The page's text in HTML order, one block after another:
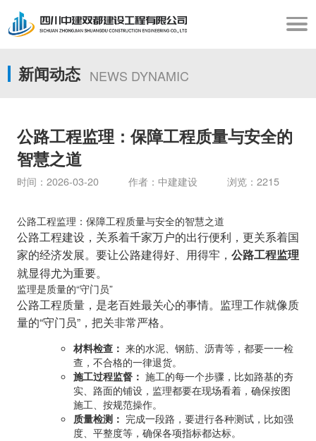
新闻动态 NEWS DYNAMIC
公路工程监理：保障工程质量与安全的
智慧之道
时间：2026-03-20 作者：中建建设 浏览：2215
公路工程监理：保障工程质量与安全的智慧之道
公路工程建设，关系着千家万户的出行便利，更关系着国
家的经济发展。要让公路建得好、用得牢， 公路工程监理
就显得尤为重要。
监理是质量的“守门员”
公路工程质量，是老百姓最关心的事情。监理工作就像质
量的“守门员”，把关非常严格。
材料检查： 来的水泥、钢筋、沥青等，都要一一检
查，不合格的一律退货。
施工过程监督： 施工的每一个步骤，比如路基的夯
实、路面的铺设，监理都要在现场看着，确保按图
施工、按规范操作。
质量检测： 完成一段路，要进行各种测试，比如强
度、平整度等，确保各项指标都达标。